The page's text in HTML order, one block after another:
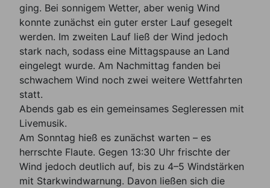
ging. Bei sonnigem Wetter, aber wenig Wind
konnte zunächst ein guter erster Lauf gesegelt
werden. Im zweiten Lauf ließ der Wind jedoch
stark nach, sodass eine Mittagspause an Land
eingelegt wurde. Am Nachmittag fanden bei
schwachem Wind noch zwei weitere Wettfahrten
statt.
Abends gab es ein gemeinsames Segleressen mit
Livemusik.
Am Sonntag hieß es zunächst warten – es
herrschte Flaute. Gegen 13:30 Uhr frischte der
Wind jedoch deutlich auf, bis zu 4–5 Windstärken
mit Starkwindwarnung. Davon ließen sich die